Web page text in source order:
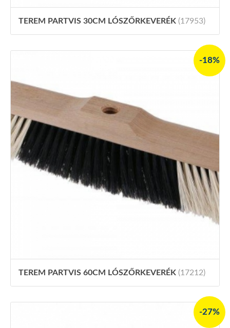
TEREM PARTVIS 30CM LÓSZŐRKEVERÉK (17953)
-18%
TEREM PARTVIS 60CM LÓSZŐRKEVERÉK (17212)
-27%